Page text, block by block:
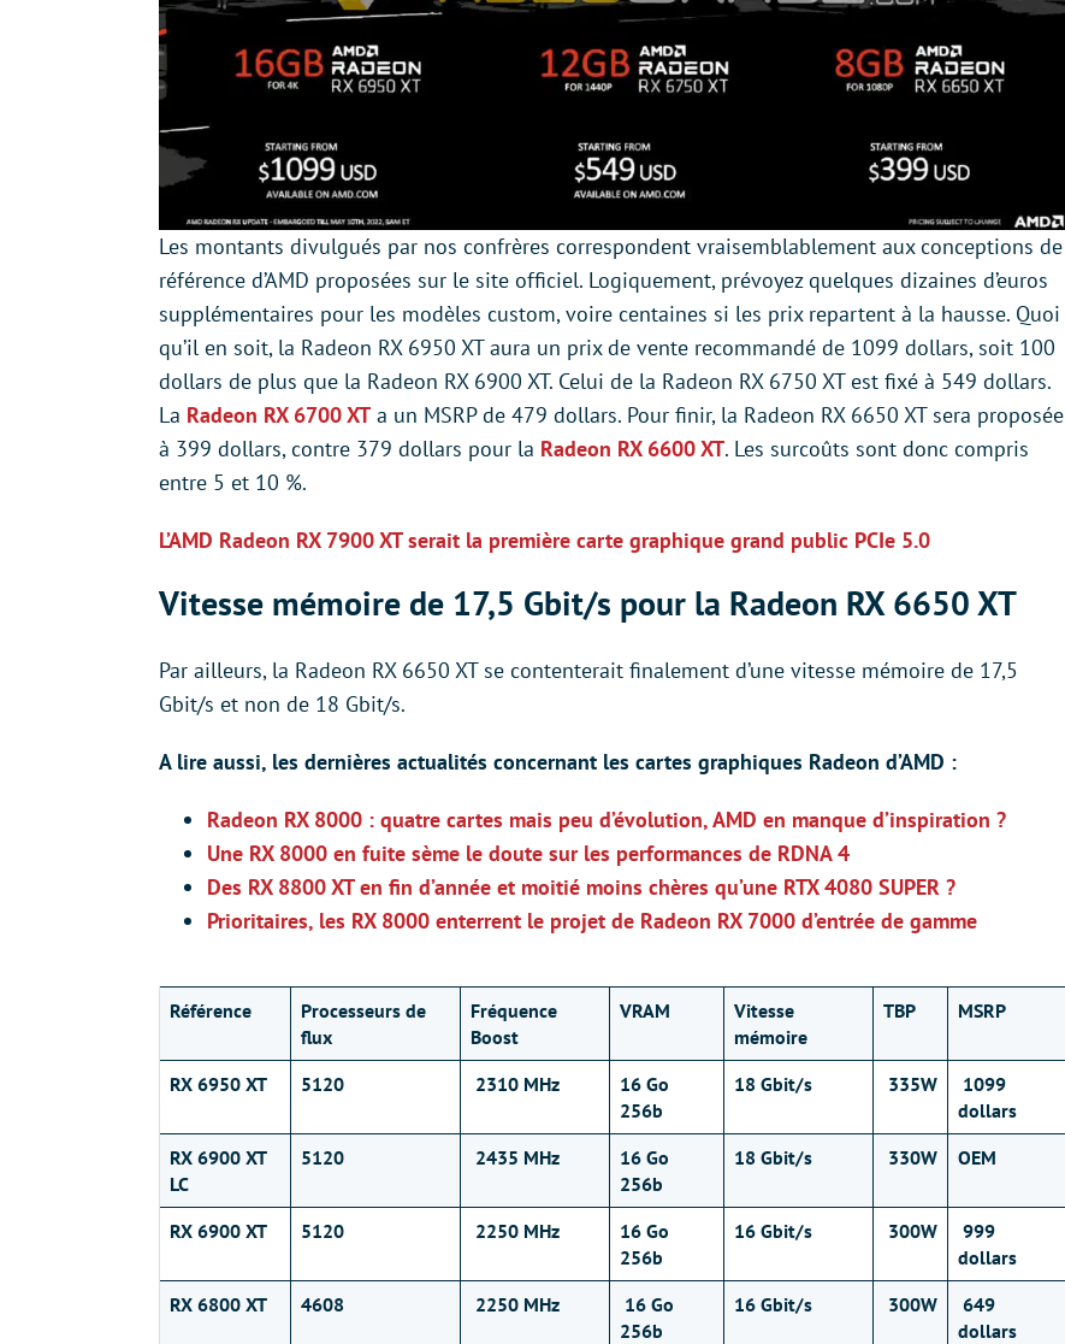
Les montants divulgués par nos confrères correspondent vraisemblablement aux conceptions de
référence d’AMD proposées sur le site officiel. Logiquement, prévoyez quelques dizaines d’euros
supplémentaires pour les modèles custom, voire centaines si les prix repartent à la hausse. Quoi
qu’il en soit, la Radeon RX 6950 XT aura un prix de vente recommandé de 1099 dollars, soit 100
dollars de plus que la Radeon RX 6900 XT. Celui de la Radeon RX 6750 XT est fixé à 549 dollars.
La Radeon RX 6700 XT a un MSRP de 479 dollars. Pour finir, la Radeon RX 6650 XT sera proposée
à 399 dollars, contre 379 dollars pour la Radeon RX 6600 XT. Les surcoûts sont donc compris
entre 5 et 10 %.
L’AMD Radeon RX 7900 XT serait la première carte graphique grand public PCIe 5.0
Vitesse mémoire de 17,5 Gbit/s pour la Radeon RX 6650 XT
Par ailleurs, la Radeon RX 6650 XT se contenterait finalement d’une vitesse mémoire de 17,5
Gbit/s et non de 18 Gbit/s.
A lire aussi, les dernières actualités concernant les cartes graphiques Radeon d’AMD :
Radeon RX 8000 : quatre cartes mais peu d’évolution, AMD en manque d’inspiration ?
Une RX 8000 en fuite sème le doute sur les performances de RDNA 4
Des RX 8800 XT en fin d’année et moitié moins chères qu’une RTX 4080 SUPER ?
Prioritaires, les RX 8000 enterrent le projet de Radeon RX 7000 d’entrée de gamme
Référence
Processeurs de
flux
Fréquence
Boost
VRAM
Vitesse
mémoire
TBP MSRP
RX 6950 XT 5120 2310 MHz
16 Go
256b
18 Gbit/s 335W
1099
dollars
RX 6900 XT
LC
5120 2435 MHz
16 Go
256b
18 Gbit/s 330W OEM
RX 6900 XT 5120 2250 MHz
16 Go
256b
16 Gbit/s 300W
999
dollars
RX 6800 XT
4608 2250 MHz
16 Go
256b
16 Gbit/s 300W
649
dollars